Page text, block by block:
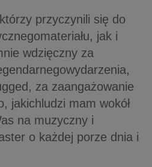
przyczynili się do
jak i
wdzięczny za
za zaangażowanie
jakichludzi mam wokół
na muzyczny i
o każdej porze dnia i